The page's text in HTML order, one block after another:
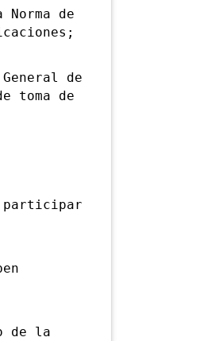
de
de
toma de
participar
de la